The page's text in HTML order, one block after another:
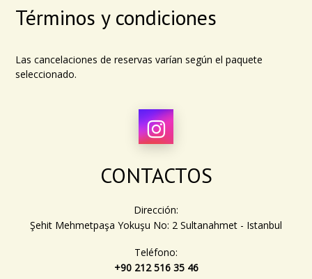
Términos y condiciones
Las cancelaciones de reservas varían según el paquete
seleccionado.
CONTACTOS
Dirección:
Şehit Mehmetpaşa Yokuşu No: 2 Sultanahmet - Istanbul
Teléfono:
+90 212 516 35 46